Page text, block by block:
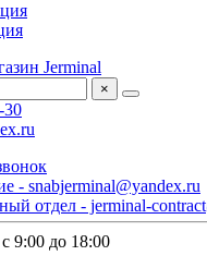
×
30
- snabjerminal@yandex.ru
отдел - jerminal-
9:00 до 18:00